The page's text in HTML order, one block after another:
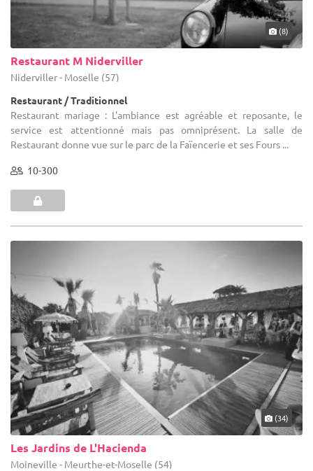
(8)
Restaurant M Niderviller
Niderviller - Moselle (57)
Restaurant / Traditionnel
Restaurant mariage : L'ambiance est agréable et reposante, le
service est attentionné mais pas omniprésent. La salle de
Restaurant donne vue sur le parc de la Faïencerie et ses Fours ...
10-300
(34)
Les Jardins de L'Hacienda
Moineville - Meurthe-et-Moselle (54)